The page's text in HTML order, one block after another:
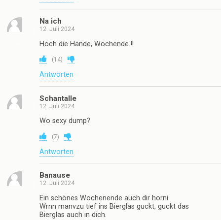
Na ich
12. Juli 2024
Hoch die Hände, Wochende !!
(14)
Antworten
Schantalle
12. Juli 2024
Wo sexy dump?
(7)
Antworten
Banause
12. Juli 2024
Ein schönes Wochenende auch dir horni.
Wrnn manvzu tief ins Bierglas guckt, guckt das
Bierglas auch in dich.